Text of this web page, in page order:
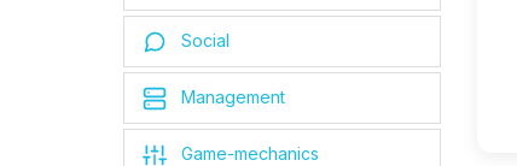
Social
Management
Game-mechanics